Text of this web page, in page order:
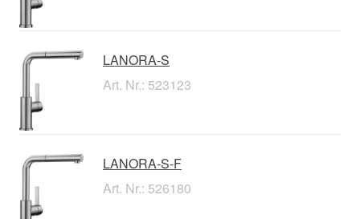
LANORA-S
Art. Nr.: 523123
LANORA-S-F
Art. Nr.: 526180